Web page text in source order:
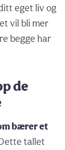
eget liv og
vil bli mer
begge har
de
bærer et
tallet